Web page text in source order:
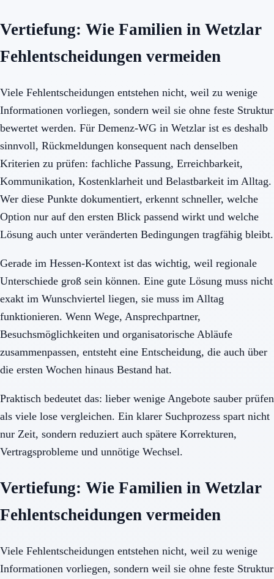
Vertiefung: Wie Familien in Wetzlar
Fehlentscheidungen vermeiden
Viele Fehlentscheidungen entstehen nicht, weil zu wenige
Informationen vorliegen, sondern weil sie ohne feste Struktur
bewertet werden. Für Demenz-WG in Wetzlar ist es deshalb
sinnvoll, Rückmeldungen konsequent nach denselben
Kriterien zu prüfen: fachliche Passung, Erreichbarkeit,
Kommunikation, Kostenklarheit und Belastbarkeit im Alltag.
Wer diese Punkte dokumentiert, erkennt schneller, welche
Option nur auf den ersten Blick passend wirkt und welche
Lösung auch unter veränderten Bedingungen tragfähig bleibt.
Gerade im Hessen-Kontext ist das wichtig, weil regionale
Unterschiede groß sein können. Eine gute Lösung muss nicht
exakt im Wunschviertel liegen, sie muss im Alltag
funktionieren. Wenn Wege, Ansprechpartner,
Besuchsmöglichkeiten und organisatorische Abläufe
zusammenpassen, entsteht eine Entscheidung, die auch über
die ersten Wochen hinaus Bestand hat.
Praktisch bedeutet das: lieber wenige Angebote sauber prüfen
als viele lose vergleichen. Ein klarer Suchprozess spart nicht
nur Zeit, sondern reduziert auch spätere Korrekturen,
Vertragsprobleme und unnötige Wechsel.
Vertiefung: Wie Familien in Wetzlar
Fehlentscheidungen vermeiden
Viele Fehlentscheidungen entstehen nicht, weil zu wenige
Informationen vorliegen, sondern weil sie ohne feste Struktur